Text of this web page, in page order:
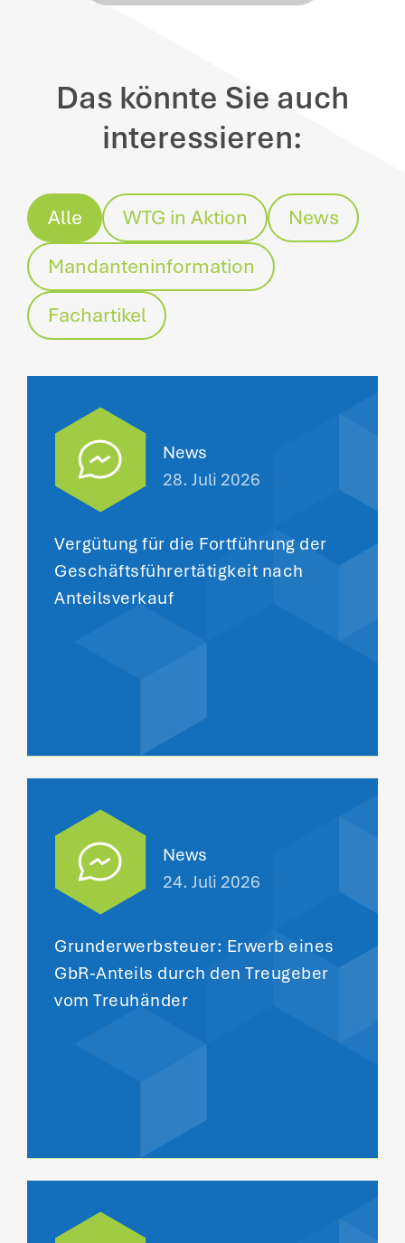
Das könnte Sie auch
interessieren:
Alle WTG in Aktion
News
Mandanteninformation
Fachartikel
News
28. Juli 2026
Vergütung für die Fortführung der
Geschäftsführertätigkeit nach
Anteilsverkauf
News
24. Juli 2026
Grunderwerbsteuer: Erwerb eines
GbR-Anteils durch den Treugeber
vom Treuhänder